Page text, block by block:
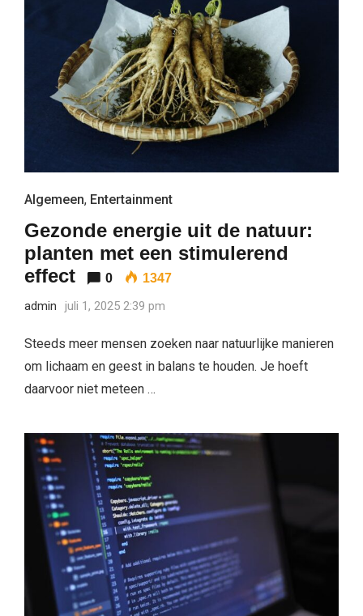
Algemeen, Entertainment
Gezonde energie uit de natuur:
planten met een stimulerend
effect
0 1347
admin juli 1, 2025 2:39 pm
Steeds meer mensen zoeken naar natuurlijke manieren
om lichaam en geest in balans te houden. Je hoeft
daarvoor niet meteen …